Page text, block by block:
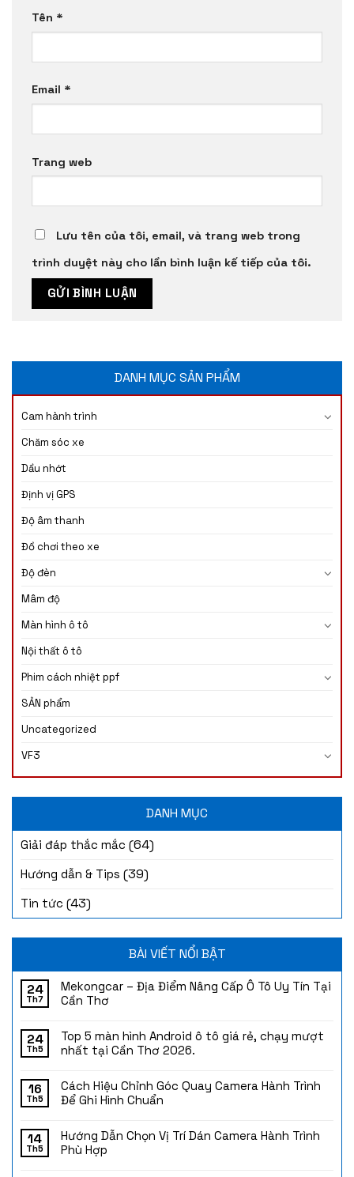
Tên *
Email *
Trang web
Lưu tên của tôi, email, và trang web trong
trình duyệt này cho lần bình luận kế tiếp của tôi.
DANH MỤC SẢN PHẨM
Cam hành trình
Chăm sóc xe
Dầu nhớt
Định vị GPS
Độ âm thanh
Đồ chơi theo xe
Độ đèn
Mâm độ
Màn hình ô tô
Nội thất ô tô
Phim cách nhiệt ppf
SẢN phẩm
Uncategorized
VF3
DANH MỤC
Giải đáp thắc mắc (64)
Hướng dẫn & Tips (39)
Tin tức (43)
BÀI VIẾT NỔI BẬT
24
Th7
Mekongcar – Địa Điểm Nâng Cấp Ô Tô Uy Tín Tại
Cần Thơ
24
Th5
Top 5 màn hình Android ô tô giá rẻ, chạy mượt
nhất tại Cần Thơ 2026.
16
Th5
Cách Hiệu Chỉnh Góc Quay Camera Hành Trình
Để Ghi Hình Chuẩn
14
Th5
Hướng Dẫn Chọn Vị Trí Dán Camera Hành Trình
Phù Hợp